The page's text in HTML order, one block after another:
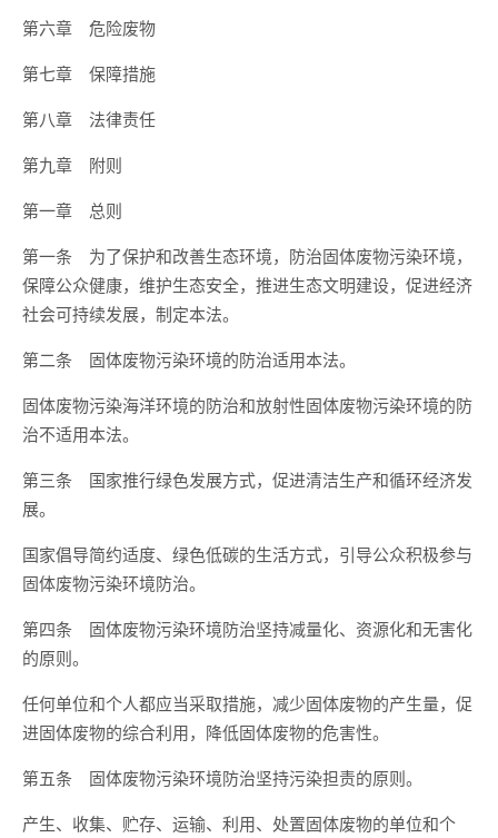
第六章 危险废物
第七章 保障措施
第八章 法律责任
第九章 附则
第一章 总则
第一条 为了保护和改善生态环境，防治固体废物污染环境，
保障公众健康，维护生态安全，推进生态文明建设，促进经济
社会可持续发展，制定本法。
第二条 固体废物污染环境的防治适用本法。
固体废物污染海洋环境的防治和放射性固体废物污染环境的防
治不适用本法。
第三条 国家推行绿色发展方式，促进清洁生产和循环经济发
展。
国家倡导简约适度、绿色低碳的生活方式，引导公众积极参与
固体废物污染环境防治。
第四条 固体废物污染环境防治坚持减量化、资源化和无害化
的原则。
任何单位和个人都应当采取措施，减少固体废物的产生量，促
进固体废物的综合利用，降低固体废物的危害性。
第五条 固体废物污染环境防治坚持污染担责的原则。
产生、收集、贮存、运输、利用、处置固体废物的单位和个